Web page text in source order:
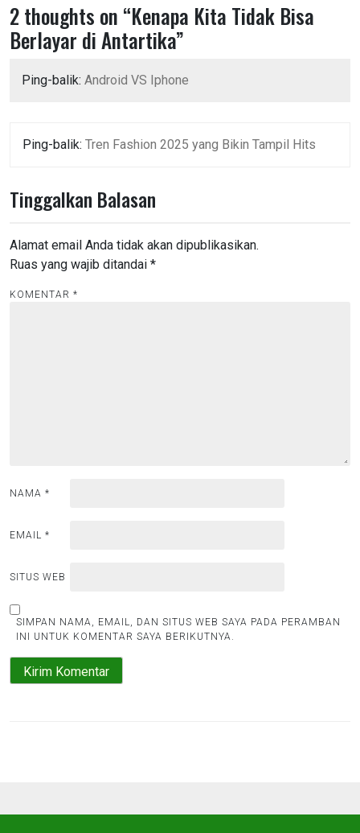
g
a
s
o
2 thoughts on “Kenapa Kita Tidak Bisa
Berlayar di Antartika”
Ping-balik: Android VS Iphone
Ping-balik: Tren Fashion 2025 yang Bikin Tampil Hits
Tinggalkan Balasan
Alamat email Anda tidak akan dipublikasikan.
Ruas yang wajib ditandai *
KOMENTAR *
NAMA *
EMAIL *
SITUS WEB
SIMPAN NAMA, EMAIL, DAN SITUS WEB SAYA PADA PERAMBAN
INI UNTUK KOMENTAR SAYA BERIKUTNYA.